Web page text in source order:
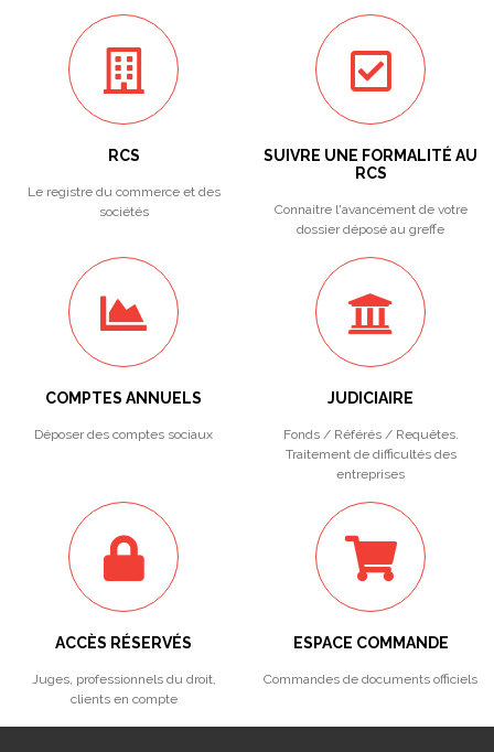
RCS
Le registre du commerce et des
sociétés
SUIVRE UNE FORMALITÉ AU
RCS
Connaitre l'avancement de votre
dossier déposé au greffe
COMPTES ANNUELS
Déposer des comptes sociaux
JUDICIAIRE
Fonds / Référés / Requêtes.
Traitement de difficultés des
entreprises
ACCÈS RÉSERVÉS
Juges, professionnels du droit,
clients en compte
ESPACE COMMANDE
Commandes de documents officiels